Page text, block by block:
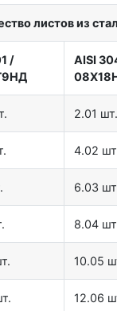
листов из
/
AISI
2.01 шт.
4.02
6.03
8.04
10.05
12.06